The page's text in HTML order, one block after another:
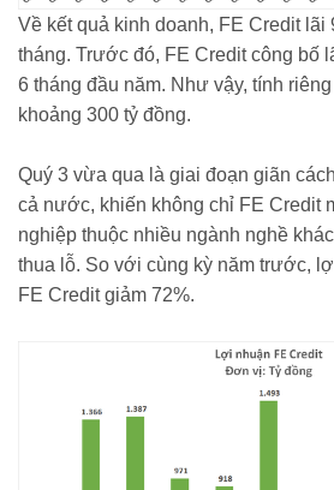
Về kết quả kinh doanh, FE Credit lãi
tháng. Trước đó, FE Credit công bố
6 tháng đầu năm. Như vậy, tính
khoảng 300 tỷ đồng.
Quý 3 vừa qua là giai đoạn giãn
cả nước, khiến không chỉ FE Credit
nghiệp thuộc nhiều ngành nghề
thua lỗ. So với cùng kỳ năm trước,
FE Credit giảm 72%.